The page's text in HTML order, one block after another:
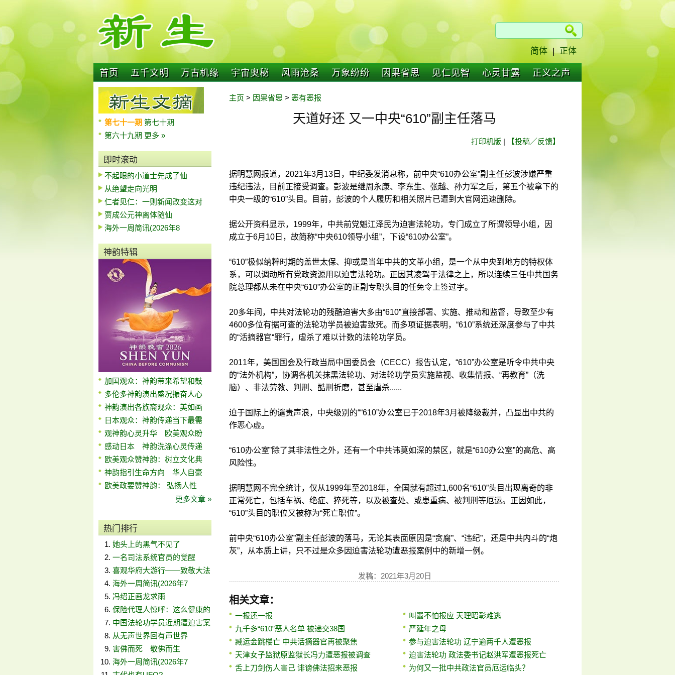
简体 | 正体
首页 五千文明 万古机缘 宇宙奥秘 风雨沧桑 万象纷纷 因果省思 见仁见智 心灵甘露 正义之声
第七十一期 第七十期
第六十九期 更多 »
即时滚动
不起眼的小道士先成了仙
从绝望走向光明
仁者见仁：一则新闻改变这对
贾成公元神离体随仙
海外一周简讯(2026年8
神韵特辑
加国观众：神韵带来希望和鼓
多伦多神韵演出盛况振奋人心
神韵演出各族裔观众：美如画
日本观众：神韵传递当下最需
观神韵心灵升华 欧美观众盼
感动日本 神韵洗涤心灵传递
欧美观众赞神韵：树立文化典
神韵指引生命方向 华人自豪
欧美政要赞神韵： 弘扬人性
更多文章 »
热门排行
她头上的黑气不见了
一名司法系统官员的觉醒
喜观华府大游行——致敬大法
海外一周简讯(2026年7
冯绍正画龙求雨
保险代理人惊呼：这么健康的
中国法轮功学员近期遭迫害案
从无声世界回有声世界
害佛而死 敬佛而生
海外一周简讯(2026年7
主页 > 因果省思 > 恶有恶报
天道好还 又一中央“610”副主任落马
打印机版 | 【投稿／反馈】
据明慧网报道，2021年3月13日，中纪委发消息称，前中央“610办公室”副主任彭波涉嫌严重
违纪违法，目前正接受调查。彭波是继周永康、李东生、张越、孙力军之后，第五个被拿下的
中央一级的“610”头目。目前，彭波的个人履历和相关照片已遭到大官网迅速删除。
据公开资料显示，1999年，中共前党魁江泽民为迫害法轮功，专门成立了所谓领导小组，因
成立于6月10日，故简称“中央610领导小组”，下设“610办公室”。
“610”极似纳粹时期的盖世太保、抑或是当年中共的文革小组，是一个从中央到地方的特权体
系，可以调动所有党政资源用以迫害法轮功。正因其凌驾于法律之上，所以连续三任中共国务
院总理都从未在中央“610”办公室的正副专职头目的任免令上签过字。
20多年间，中共对法轮功的残酷迫害大多由“610”直接部署、实施、推动和监督，导致至少有
4600多位有据可查的法轮功学员被迫害致死。而多项证据表明，“610”系统还深度参与了中共
的“活摘器官“罪行，虐杀了难以计数的法轮功学员。
2011年，美国国会及行政当局中国委员会（CECC）报告认定，“610”办公室是听令中共中央
的“法外机构”，协调各机关抹黑法轮功、对法轮功学员实施监视、收集情报、“再教育”（洗
脑）、非法劳教、判刑、酷刑折磨，甚至虐杀......
迫于国际上的谴责声浪，中央级别的““610”办公室已于2018年3月被降级裁并，凸显出中共的
作恶心虚。
“610办公室”除了其非法性之外，还有一个中共讳莫如深的禁区，就是“610办公室”的高危、高
风险性。
据明慧网不完全统计，仅从1999年至2018年，全国就有超过1,600名“610”头目出现离奇的非
正常死亡，包括车祸、绝症、猝死等，以及被查处、或患重病、被判刑等厄运。正因如此，
“610”头目的职位又被称为“死亡职位”。
前中央“610办公室”副主任彭波的落马，无论其表面原因是“贪腐”、“违纪”，还是中共内斗的“炮
灰”，从本质上讲，只不过是众多因迫害法轮功遭恶报案例中的新增一例。
发稿：2021年3月20日
相关文章：
一报还一报
九千多“610”恶人名单 被递交38国
臧运金跳楼亡 中共活摘器官再被聚焦
天津女子监狱原监狱长冯力遭恶报被调查
舌上刀剑伤人害己 诽谤佛法招来恶报
叫嚣不怕报应 天理昭彰难逃
严延年之母
参与迫害法轮功 辽宁逾两千人遭恶报
迫害法轮功 政法委书记赵洪军遭恶报死亡
为何又一批中共政法官员厄运临头？